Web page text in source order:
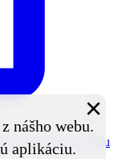
do vášho mobilu
nášho webu.
aplikáciu.
×